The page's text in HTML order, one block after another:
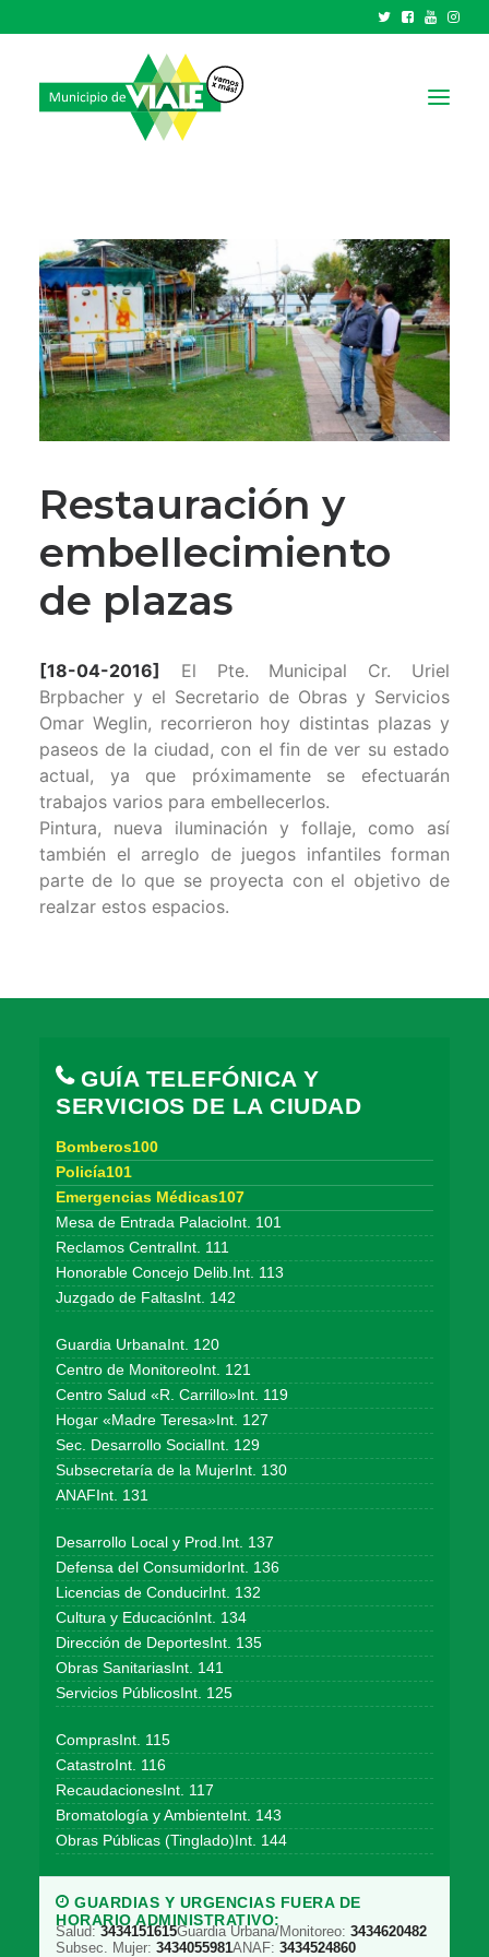
GOBIERNO
HCD
TRÁMITES Y SERVICIOS
CIUDAD
PARQUE INDUSTRIAL
Restauración y
embellecimiento
de plazas
[18-04-2016]
El Pte. Municipal Cr. Uriel
Brpbacher y el Secretario de Obras y Servicios
Omar Weglin, recorrieron hoy distintas plazas y
paseos de la ciudad, con el fin de ver su estado
actual, ya que próximamente se efectuarán
trabajos varios para embellecerlos.
Pintura, nueva iluminación y follaje, como así
también el arreglo de juegos infantiles forman
parte de lo que se proyecta con el objetivo de
realzar estos espacios.
GUÍA TELEFÓNICA Y
SERVICIOS DE LA CIUDAD
Bomberos100
Policía101
Emergencias Médicas107
Mesa de Entrada PalacioInt. 101
Reclamos CentralInt. 111
Honorable Concejo Delib.Int. 113
Juzgado de FaltasInt. 142
Guardia UrbanaInt. 120
Centro de MonitoreoInt. 121
Centro Salud «R. Carrillo»Int. 119
Hogar «Madre Teresa»Int. 127
Sec. Desarrollo SocialInt. 129
Subsecretaría de la MujerInt. 130
ANAFInt. 131
Desarrollo Local y Prod.Int. 137
Defensa del ConsumidorInt. 136
Licencias de ConducirInt. 132
Cultura y EducaciónInt. 134
Dirección de DeportesInt. 135
Obras SanitariasInt. 141
Servicios PúblicosInt. 125
ComprasInt. 115
CatastroInt. 116
RecaudacionesInt. 117
Bromatología y AmbienteInt. 143
Obras Públicas (Tinglado)Int. 144
GUARDIAS Y URGENCIAS FUERA DE
HORARIO ADMINISTRATIVO:
Salud: 3434151615Guardia Urbana/Monitoreo: 3434620482
Subsec. Mujer: 3434055981ANAF: 3434524860